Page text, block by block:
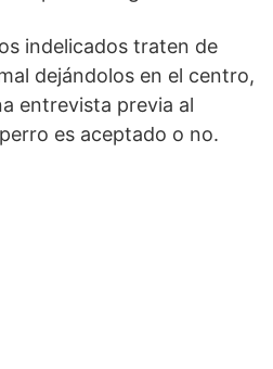
indelicados traten de
dejándolos en el centro,
entrevista previa al
es aceptado o no.